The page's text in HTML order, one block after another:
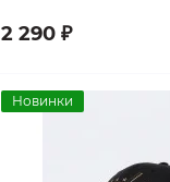
2 290 ₽
Новинки